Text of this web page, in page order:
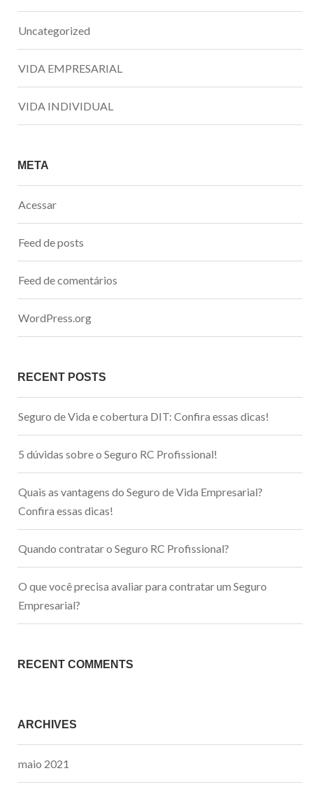
Uncategorized
VIDA EMPRESARIAL
VIDA INDIVIDUAL
META
Acessar
Feed de posts
Feed de comentários
WordPress.org
RECENT POSTS
Seguro de Vida e cobertura DIT: Confira essas dicas!
5 dúvidas sobre o Seguro RC Profissional!
Quais as vantagens do Seguro de Vida Empresarial?
Confira essas dicas!
Quando contratar o Seguro RC Profissional?
O que você precisa avaliar para contratar um Seguro
Empresarial?
RECENT COMMENTS
ARCHIVES
maio 2021